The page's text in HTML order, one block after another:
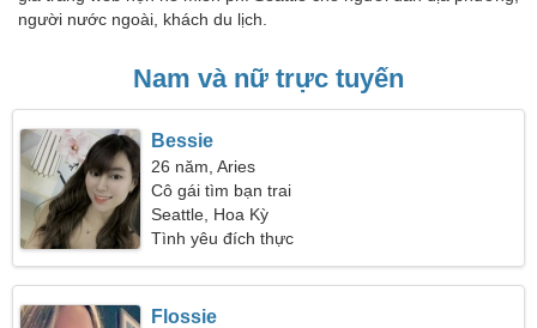
người nước ngoài, khách du lịch.
Nam và nữ trực tuyến
Bessie
26 năm, Aries
Cô gái tìm bạn trai
Seattle, Hoa Kỳ
Tình yêu đích thực
Flossie